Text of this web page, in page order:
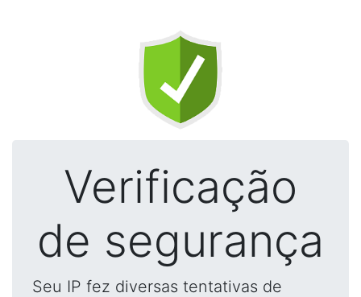
Verificação
de segurança
Seu IP fez diversas tentativas de